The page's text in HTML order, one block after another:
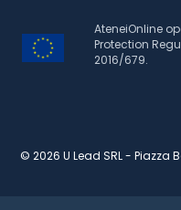
AteneiOnline
Protection
2016/679.
© 2026 U Lead SRL - Piazza